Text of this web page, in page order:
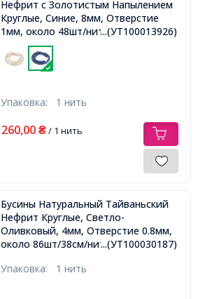
Нефрит с Золотистым Напылением
Круглые, Синие, 8мм, Отверстие
1мм, около 48шт/нить,...(УТ100013926)
Упаковка: 1 нить
260,00 ₴/ 1 нить
Бусины Натуральный Тайваньский
Нефрит Круглые, Светло-
Оливковый, 4мм, Отверстие 0.8мм,
около 86шт/38см/нить,...(УТ100030187)
Упаковка: 1 нить